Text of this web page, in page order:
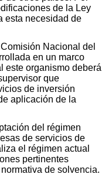
de la Ley
esta necesidad de
Nacional del
en un marco
este organismo deberá
que
de inversión
aplicación de la
del régimen
de servicios de
el régimen actual
pertinentes
de solvencia.